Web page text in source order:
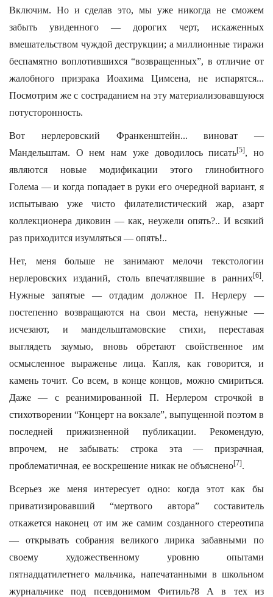
Включим. Но и сделав это, мы уже никогда не сможем
забыть увиденного — дорогих черт, искаженных
вмешательством чуждой деструкции; а миллионные тиражи
беспамятно воплотившихся “возвращенных”, в отличие от
жалобного призрака Иоахима Цимсена, не испарятся...
Посмотрим же с состраданием на эту материализовавшуюся
потусторонность.
Вот нерлеровский Франкенштейн... виноват —
Мандельштам. О нем нам уже доводилось писать[5], но
являются новые модификации этого глинобитного
Голема — и когда попадает в руки его очередной вариант, я
испытываю уже чисто филателистический жар, азарт
коллекционера диковин — как, неужели опять?.. И всякий
раз приходится изумляться — опять!..
Нет, меня больше не занимают мелочи текстологии
нерлеровских изданий, столь впечатлявшие в ранних[6].
Нужные запятые — отдадим должное П. Нерлеру —
постепенно возвращаются на свои места, ненужные —
исчезают, и мандельштамовские стихи, переставая
выглядеть заумью, вновь обретают свойственное им
осмысленное выраженье лица. Капля, как говорится, и
камень точит. Со всем, в конце концов, можно смириться.
Даже — с реанимированной П. Нерлером строчкой в
стихотворении “Концерт на вокзале”, выпущенной поэтом в
последней прижизненной публикации. Рекомендую,
впрочем, не забывать: строка эта — призрачная,
проблематичная, ее воскрешение никак не объяснено[7].
Всерьез же меня интересует одно: когда этот как бы
приватизировавший “мертвого автора” составитель
откажется наконец от им же самим созданного стереотипа
— открывать собрания великого лирика забавными по
своему художественному уровню опытами
пятнадцатилетнего мальчика, напечатанными в школьном
журнальчике под псевдонимом Фитиль?8 А в тех из